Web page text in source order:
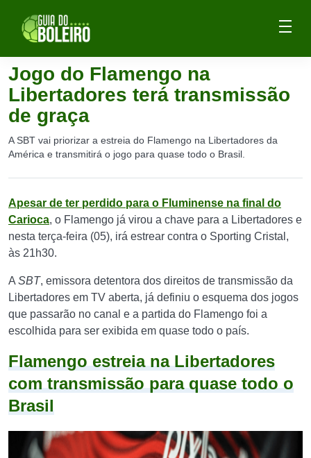
Jogo do Flamengo na
Libertadores terá transmissão
de graça
A SBT vai priorizar a estreia do Flamengo na Libertadores da
América e transmitirá o jogo para quase todo o Brasil.
Apesar de ter perdido para o Fluminense na final do
Carioca, o Flamengo já virou a chave para a Libertadores e
nesta terça-feira (05), irá estrear contra o Sporting Cristal,
às 21h30.
A SBT, emissora detentora dos direitos de transmissão da
Libertadores em TV aberta, já definiu o esquema dos jogos
que passarão no canal e a partida do Flamengo foi a
escolhida para ser exibida em quase todo o país.
Flamengo estreia na Libertadores
com transmissão para quase todo o
Brasil